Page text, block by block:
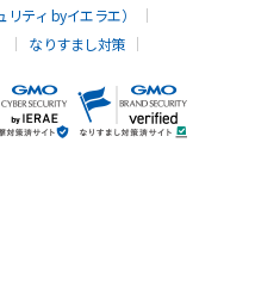
ティ byイエラエ）
なりすまし対策